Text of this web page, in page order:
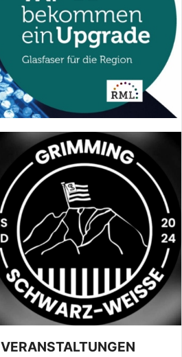
VERANSTALTUNGEN